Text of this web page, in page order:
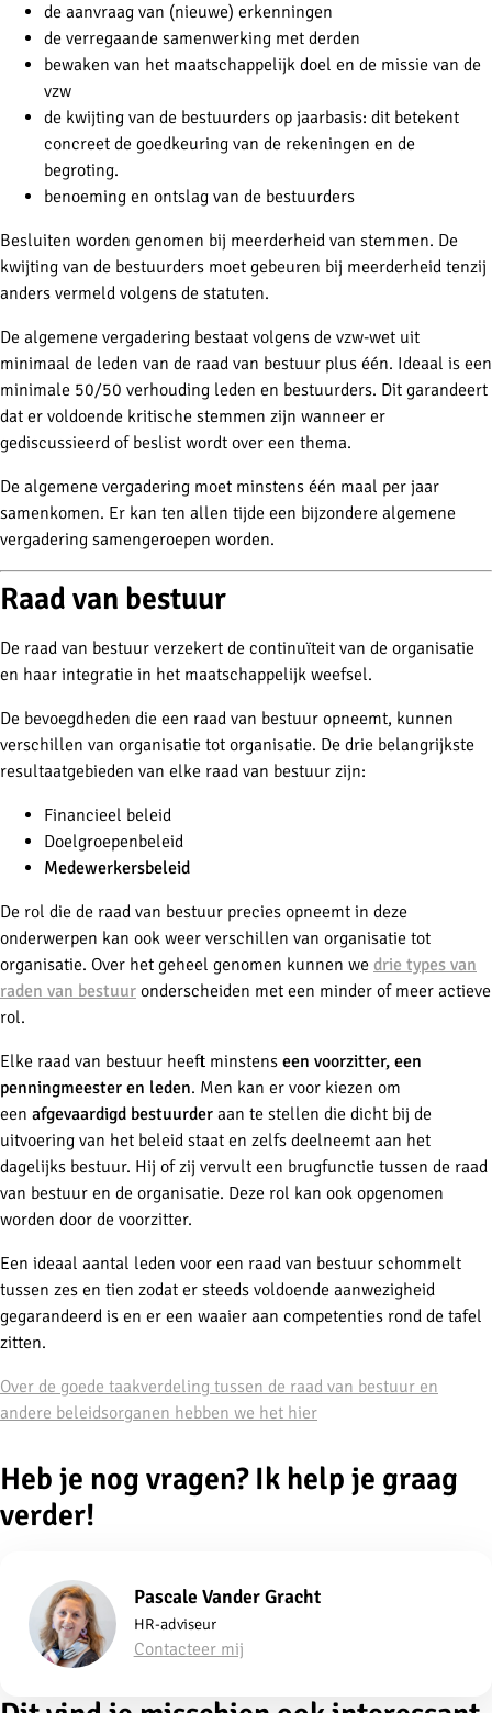
de aanvraag van (nieuwe) erkenningen
de verregaande samenwerking met derden
bewaken van het maatschappelijk doel en de missie van de
vzw
de kwijting van de bestuurders op jaarbasis: dit betekent
concreet de goedkeuring van de rekeningen en de
begroting.
benoeming en ontslag van de bestuurders
Besluiten worden genomen bij meerderheid van stemmen. De
kwijting van de bestuurders moet gebeuren bij meerderheid tenzij
anders vermeld volgens de statuten.
De algemene vergadering bestaat volgens de vzw-wet uit
minimaal de leden van de raad van bestuur plus één. Ideaal is een
minimale 50/50 verhouding leden en bestuurders. Dit garandeert
dat er voldoende kritische stemmen zijn wanneer er
gediscussieerd of beslist wordt over een thema.
De algemene vergadering moet minstens één maal per jaar
samenkomen. Er kan ten allen tijde een bijzondere algemene
vergadering samengeroepen worden.
Raad van bestuur
De raad van bestuur verzekert de continuïteit van de organisatie
en haar integratie in het maatschappelijk weefsel.
De bevoegdheden die een raad van bestuur opneemt, kunnen
verschillen van organisatie tot organisatie. De drie belangrijkste
resultaatgebieden van elke raad van bestuur zijn:
Financieel beleid
Doelgroepenbeleid
Medewerkersbeleid
De rol die de raad van bestuur precies opneemt in deze
onderwerpen kan ook weer verschillen van organisatie tot
organisatie. Over het geheel genomen kunnen we drie types van
raden van bestuur onderscheiden met een minder of meer actieve
rol.
Elke raad van bestuur heeft minstens een voorzitter, een
penningmeester en leden. Men kan er voor kiezen om
een afgevaardigd bestuurder aan te stellen die dicht bij de
uitvoering van het beleid staat en zelfs deelneemt aan het
dagelijks bestuur. Hij of zij vervult een brugfunctie tussen de raad
van bestuur en de organisatie. Deze rol kan ook opgenomen
worden door de voorzitter.
Een ideaal aantal leden voor een raad van bestuur schommelt
tussen zes en tien zodat er steeds voldoende aanwezigheid
gegarandeerd is en er een waaier aan competenties rond de tafel
zitten.
Over de goede taakverdeling tussen de raad van bestuur en
andere beleidsorganen hebben we het hier
Heb je nog vragen? Ik help je graag
verder!
Pascale Vander Gracht
HR-adviseur
Contacteer mij